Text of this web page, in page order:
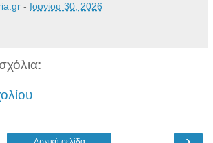
- Ιουνίου 30, 2026